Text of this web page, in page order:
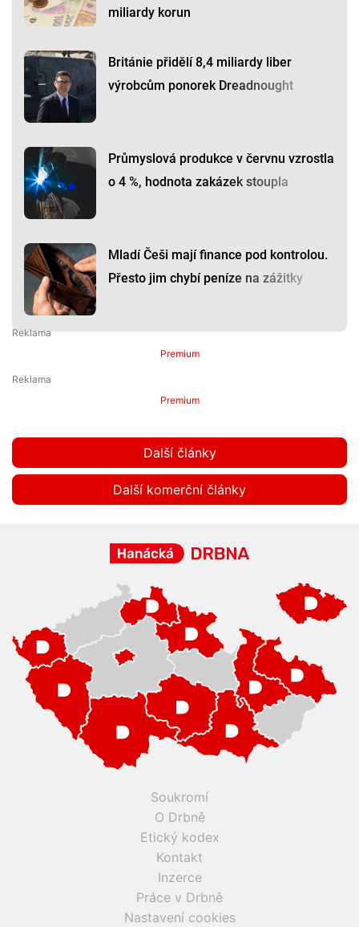
miliardy korun
Británie přidělí 8,4 miliardy liber
výrobcům ponorek Dreadnought
Průmyslová produkce v červnu vzrostla
o 4 %, hodnota zakázek stoupla
Mladí Češi mají finance pod kontrolou.
Přesto jim chybí peníze na zážitky
Premium
Premium
Další články
Další komerční články
Soukromí
O Drbně
Etický kodex
Kontakt
Inzerce
Práce v Drbně
Nastavení cookies